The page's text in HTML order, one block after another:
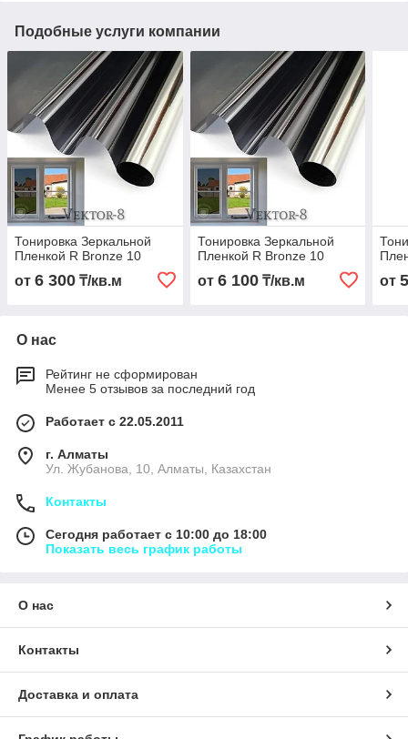
Подобные услуги компании
Тонировка Зеркальной
Пленкой R Bronze 10
от 6 300 ₸/кв.м
Тонировка Зеркальной
Пленкой R Bronze 10
от 6 100₸/кв.м от
О нас
Рейтинг не сформирован
Менее 5 отзывов за последний год
Работает с 22.05.2011
г. Алматы
Ул. Жубанова, 10, Алматы, Казахстан
Контакты
Сегодня работает с 10:00 до 18:00
Показать весь график работы
О нас
Контакты
Доставка и оплата